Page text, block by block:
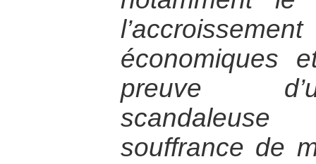
économiques
preuve
souffrance de